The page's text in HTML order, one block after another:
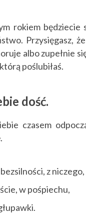
rokiem
Przysięgasz,
albo zupełnie
poślubiłaś.
dość.
czasem
z
w pośpiechu,